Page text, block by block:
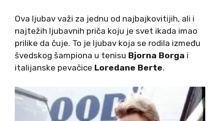
Ova ljubav važi za jednu od najbajkovitijih, ali i
najtežih ljubavnih priča koju je svet ikada imao
prilike da čuje. To je ljubav koja se rodila između
švedskog šampiona u tenisu Bjorna Borga i
italijanske pevačice Loredane Berte.